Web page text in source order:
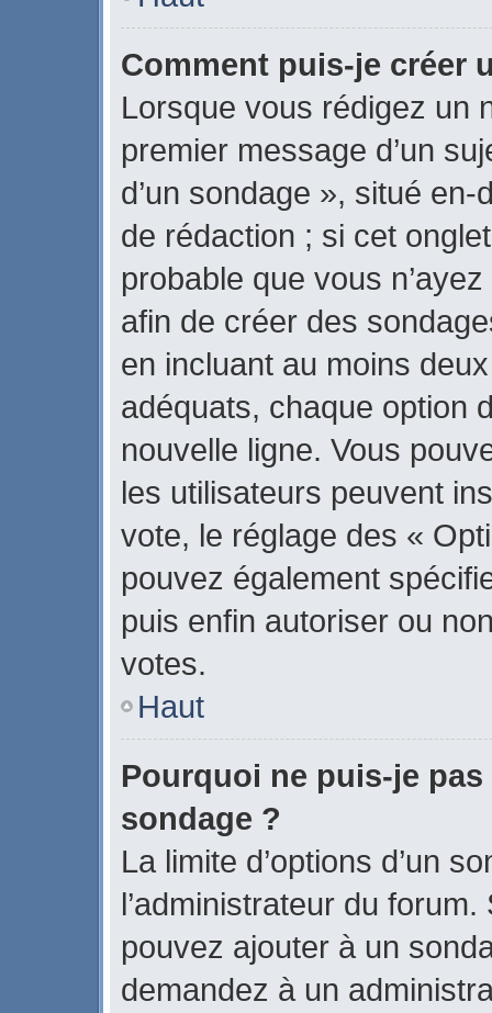
Comment puis-je créer
Lorsque vous rédigez un
premier message d’un
d’un sondage », situé
de rédaction ; si cet
probable que vous
afin de créer des
en incluant au moins
adéquats, chaque option
nouvelle ligne. Vous
les utilisateurs peuvent
vote, le réglage des «
pouvez également
puis enfin autoriser ou
votes.
Haut
Pourquoi ne puis-je
sondage ?
La limite d’options d’un
l’administrateur du
pouvez ajouter à un
demandez à un